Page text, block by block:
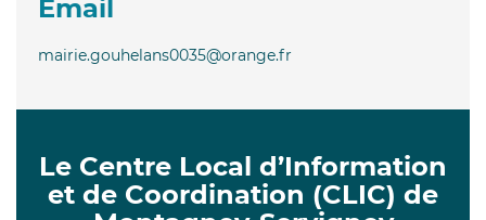
Email
mairie.gouhelans0035@orange.fr
Le Centre Local d’Information
et de Coordination (CLIC) de